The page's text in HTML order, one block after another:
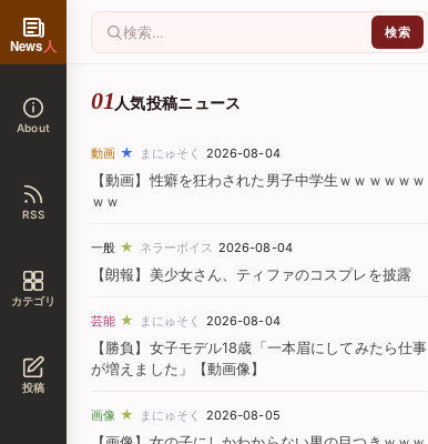
News人
About
RSS
カテゴリ
投稿
人気投稿ニュース
動画 ★ まにゅそく 2026-08-04
【動画】性癖を狂わされた男子中学生ｗｗｗｗｗｗ
ｗｗ
一般 ★ ネラーボイス 2026-08-04
【朗報】美少女さん、ティファのコスプレを披露
芸能 ★ まにゅそく 2026-08-04
【勝負】女子モデル18歳「一本眉にしてみたら仕事
が増えました」【動画像】
画像 ★ まにゅそく 2026-08-05